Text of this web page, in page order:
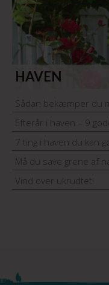
HAVEN
Sådan bekæmper du
Efterår i haven – 9
7 ting i haven du kan
Må du save grene af
Vind over ukrudtet!